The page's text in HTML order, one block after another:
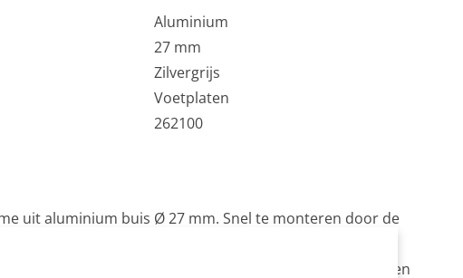
Aluminium
27 mm
Zilvergrijs
Voetplaten
262100
uit aluminium buis Ø 27 mm. Snel te monteren door de
De werkbladen zijn variabel op hoogte in stellen en worden